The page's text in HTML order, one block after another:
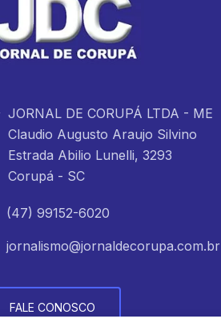
JORNAL DE CORUPÁ LTDA - ME
Claudio Augusto Araujo Silvino
Estrada Abilio Lunelli, 3293
Corupá - SC
(47) 99152-6020
jornalismo@jornaldecorupa.com.br
FALE CONOSCO